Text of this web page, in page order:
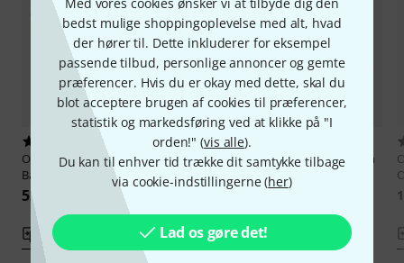
bedst mulige shoppingoplevelse med alt, hvad
der hører til. Dette inkluderer for eksempel
passende tilbud, personlige annoncer og gemte
præferencer. Hvis du er okay med dette, skal du
blot acceptere brugen af cookies til præferencer,
statistik og markedsføring ved at klikke på "I
orden!" (vis alle).
Du kan til enhver tid trække dit samtykke tilbage
via cookie-indstillingerne (her)
Lad os gøre det!
2
Oscar Adler & Co. 1357/125
Bassoon Anniversary
52.500 kr
Sammenlign
Oscar Adler & Co. 1358 Bassoon
Student Model
75.300 kr
Sammenlign